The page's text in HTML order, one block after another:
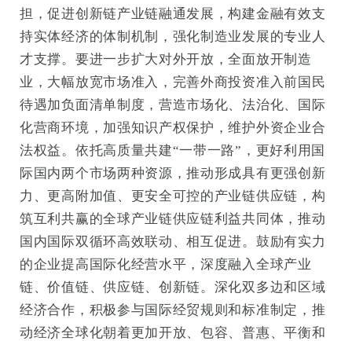
担，促进创新链产业链融通发展，构建金融有效支
持实体经济的体制机制，强化制造业发展的专业人
才支撑。要进一步扩大对外开放，全面放开制造
业，大幅放宽市场准入，完善外商投资准入前国民
待遇加负面清单制度，营造市场化、法治化、国际
化营商环境，加强知识产权保护，维护外资企业合
法权益。依托高质量共建“一带一路”，更好利用国
际国内两个市场两种资源，推动形成具有更强创新
力、更高附加值、更安全可控的产业链供应链，构
筑互利共赢的全球产业链供应链利益共同体，推动
国内国际双循环高效联动、相互促进。鼓励有实力
的企业提高国际化经营水平，深度融入全球产业
链、价值链、供应链、创新链。深化双多边和区域
经济合作，积极参与国际经贸规则和标准制定，推
动经济全球化朝着更加开放、包容、普惠、平衡和